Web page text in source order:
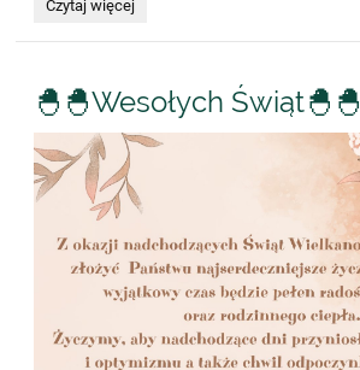
EDUsukces
Czytaj więcej
🐣🐣Wesołych Świąt🐣🐣